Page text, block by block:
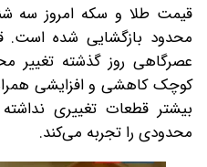
محدود بازگشایی شده است.
عصرگاهی روز گذشته تغییر
کوچک کاهشی و افزایشی
بیشتر قطعات تغییری
محدودی را تجربه می‌کند.